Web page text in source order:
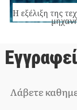
Η εξέλιξη της
Λάβετε